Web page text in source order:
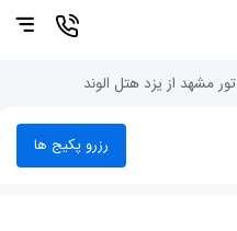
تور مشهد از یزد هتل الوند
رزرو پکیج ها